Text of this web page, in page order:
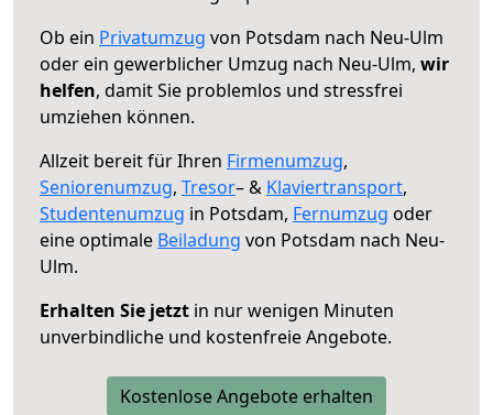
Ob ein Privatumzug von Potsdam nach Neu-Ulm
oder ein gewerblicher Umzug nach Neu-Ulm, wir
helfen, damit Sie problemlos und stressfrei
umziehen können.
Allzeit bereit für Ihren Firmenumzug,
Seniorenumzug, Tresor– & Klaviertransport,
Studentenumzug in Potsdam, Fernumzug oder
eine optimale Beiladung von Potsdam nach Neu-
Ulm.
Erhalten Sie jetzt in nur wenigen Minuten
unverbindliche und kostenfreie Angebote.
Kostenlose Angebote erhalten